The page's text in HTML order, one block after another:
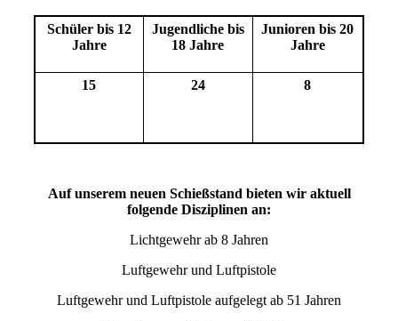
Schüler bis 12
Jahre
Jugendliche bis
18 Jahre
Junioren bis 20
Jahre
15 24 8
Auf unserem neuen Schießstand bieten wir aktuell
folgende Disziplinen an:
Lichtgewehr ab 8 Jahren
Luftgewehr und Luftpistole
Luftgewehr und Luftpistole aufgelegt ab 51 Jahren